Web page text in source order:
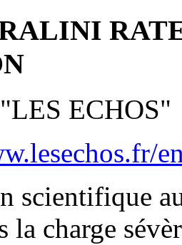
ECHOS"
scientifique
la charge